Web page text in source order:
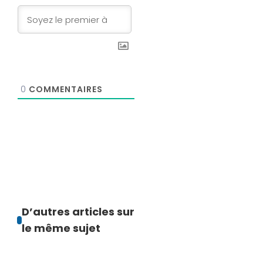
0 COMMENTAIRES
D’autres articles sur
le même sujet